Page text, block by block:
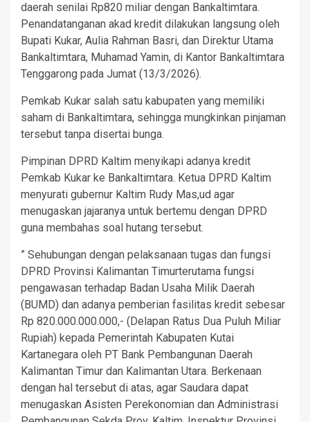
daerah senilai Rp820 miliar dengan Bankaltimtara.
Penandatanganan akad kredit dilakukan langsung oleh
Bupati Kukar, Aulia Rahman Basri, dan Direktur Utama
Bankaltimtara, Muhamad Yamin, di Kantor Bankaltimtara
Tenggarong pada Jumat (13/3/2026).
Pemkab Kukar salah satu kabupaten yang memiliki
saham di Bankaltimtara, sehingga mungkinkan pinjaman
tersebut tanpa disertai bunga.
Pimpinan DPRD Kaltim menyikapi adanya kredit
Pemkab Kukar ke Bankaltimtara. Ketua DPRD Kaltim
menyurati gubernur Kaltim Rudy Mas,ud agar
menugaskan jajaranya untuk bertemu dengan DPRD
guna membahas soal hutang tersebut.
” Sehubungan dengan pelaksanaan tugas dan fungsi
DPRD Provinsi Kalimantan Timurterutama fungsi
pengawasan terhadap Badan Usaha Milik Daerah
(BUMD) dan adanya pemberian fasilitas kredit sebesar
Rp 820.000.000.000,- (Delapan Ratus Dua Puluh Miliar
Rupiah) kepada Pemerintah Kabupaten Kutai
Kartanegara oleh PT Bank Pembangunan Daerah
Kalimantan Timur dan Kalimantan Utara. Berkenaan
dengan hal tersebut di atas, agar Saudara dapat
menugaskan Asisten Perekonomian dan Administrasi